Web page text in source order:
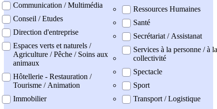
Communication / Multimédia
Conseil / Etudes
Direction d'entreprise
Espaces verts et naturels /
Agriculture / Pêche / Soins aux
animaux
Hôtellerie - Restauration /
Tourisme / Animation
Immobilier
Ressources Humaines
Santé
Secrétariat / Assistanat
Services à la personne / à la
collectivité
Spectacle
Sport
Transport / Logistique